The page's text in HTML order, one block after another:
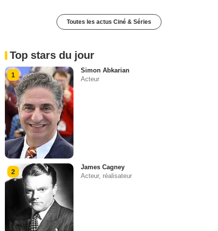
Toutes les actus Ciné & Séries
Top stars du jour
1
Simon Abkarian
Acteur
2
James Cagney
Acteur, réalisateur